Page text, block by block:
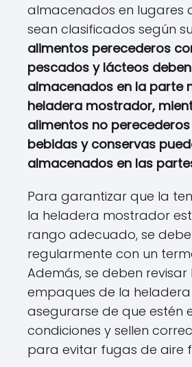
almacenados en lugares
sean clasificados según
alimentos perecederos
pescados y lácteos
almacenados en la parte
heladera mostrador,
alimentos no
bebidas y conservas
almacenados en las
Para garantizar que la
la heladera mostrador
rango adecuado, se
regularmente con un
Además, se deben
empaques de la
asegurarse de que estén
condiciones y sellen
para evitar fugas de aire